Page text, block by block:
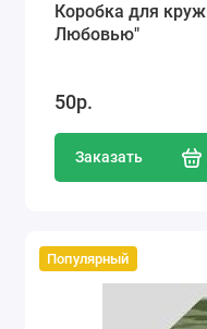
Коробка для
Любовью"
50р.
Заказать
Популярный